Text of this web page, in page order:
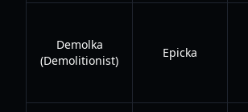
Demolka
(Demolitionist)
Epicka